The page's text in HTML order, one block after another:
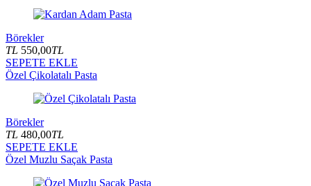
Börekler
TL 550,00TL
SEPETE EKLE
Özel Çikolatalı Pasta
Börekler
TL 480,00TL
SEPETE EKLE
Özel Muzlu Saçak Pasta